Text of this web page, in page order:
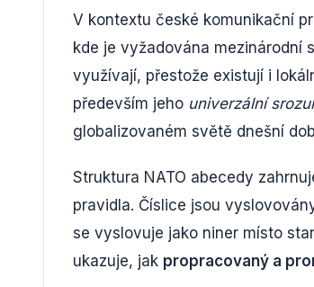
V kontextu české komunikační
kde je vyžadována mezinárodní
využívají, přestože existují i
především jeho univerzální
globalizovaném světě dnešní
Struktura NATO abecedy
pravidla. Číslice jsou
se vyslovuje jako niner místo
ukazuje, jak propracovaný a